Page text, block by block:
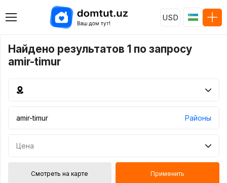
USD
Найдено результатов 1 по запросу
amir-timur
Районы
Цена
Смотреть на карте Применить